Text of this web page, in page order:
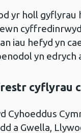
yr holl
iau hefyd yn
yn
cyflyrau
Cyhoeddus
a Gwella,